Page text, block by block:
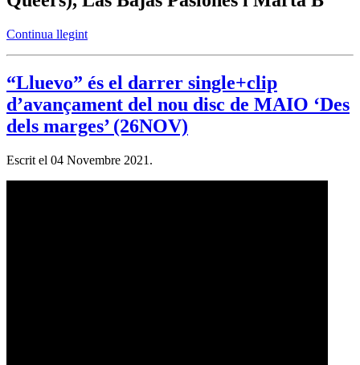
Continua llegint
“Lluevo” és el darrer single+clip
d’avançament del nou disc de MAIO ‘Des
dels marges’ (26NOV)
Escrit el 04 Novembre 2021 .